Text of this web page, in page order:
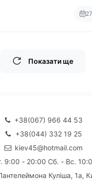
Показати ще
+38(067) 966 44 53
+38(044) 332 19 25
kiev45@hotmail.com
9:00 - 20:00 Сб. - Вс.
Куліша, 1а,